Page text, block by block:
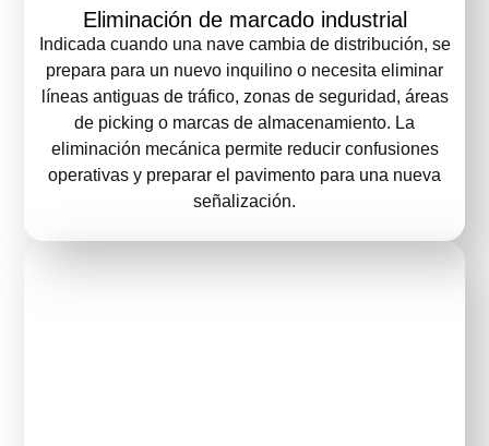
Eliminación de marcado industrial
Indicada cuando una nave cambia de distribución, se
prepara para un nuevo inquilino o necesita eliminar
líneas antiguas de tráfico, zonas de seguridad, áreas
de picking o marcas de almacenamiento. La
eliminación mecánica permite reducir confusiones
operativas y preparar el pavimento para una nueva
señalización.